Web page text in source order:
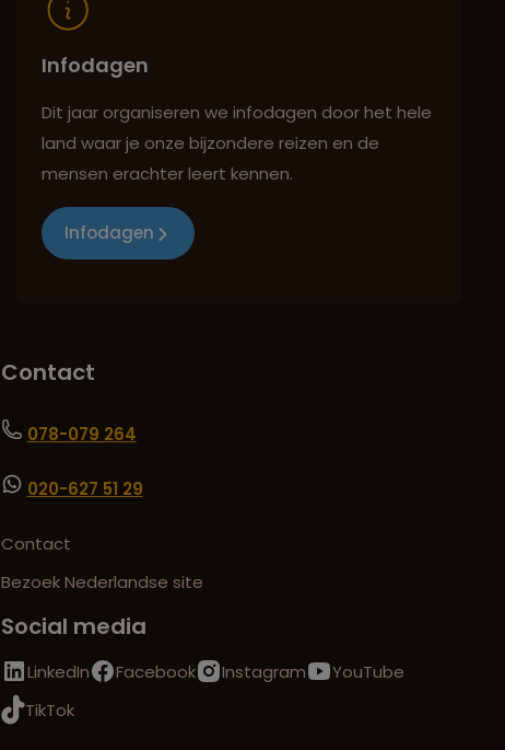
Infodagen
Dit jaar organiseren we infodagen door het hele
land waar je onze bijzondere reizen en de
mensen erachter leert kennen.
Infodagen
Contact
078-079 264
020-627 51 29
Contact
Bezoek Nederlandse site
Social media
LinkedIn Facebook Instagram
YouTube
TikTok